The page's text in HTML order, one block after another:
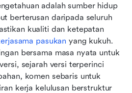
adalah sumber hidup
berterusan daripada seluruh
kualiti dan ketepatan
pasukan yang kukuh.
bersama masa nyata untuk
sejarah versi terperinci
komen sebaris untuk
kerja kelulusan berstruktur